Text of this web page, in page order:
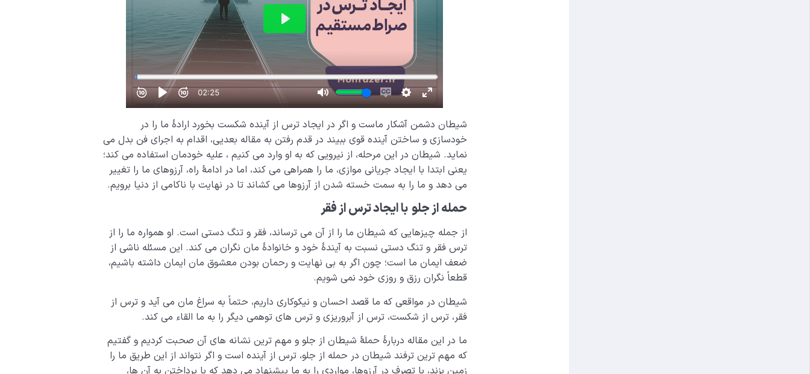
شیطان دشمن آشکار ماست و اگر در ایجاد ترس از آینده شکست بخورد ارادۀ ما را در
خودسازی و ساختن آینده قوی ببیند در قدم رفتن به مقاله بعدیی، اقدام به اجرای فن بدل می
نماید. شیطان در این مرحله، از نیرویی که به او وارد می کنیم ، علیه خودمان استفاده می کند؛
یعنی ابتدا با ایجاد جریانی موازی، ما را همراهی می کند، اما در ادامۀ راه، آرزوهای ما را تغییر
می دهد و ما را به سمت خسته شدن از آرزوها می کشاند تا در نهایت با ناکامی از دنیا برویم.
حمله‌ از جلو با ایجاد ترس از فقر
از جمله چیزهایی که شیطان ما را از آن می ترساند، فقر و تنگ دستی است. او همواره ما را از
ترس فقر و تنگ دستی نسبت به آیندۀ خود و خانوادۀ مان نگران می کند. این مسئله ناشی از
ضعف ایمان ما است؛ چون اگر به بی نهایت و رحمان بودن معشوق مان ایمان داشته باشیم،
قطعاً نگران رزق و روزی خود نمی شویم.
شیطان در مواقعی که ما قصد احسان و نیکوکاری داریم، حتماً به سراغ مان می آید و ترس از
فقر، ترس از شکست، ترس از آبروریزی و ترس های توهمی دیگر را به ما القاء می کند.
ما در این مقاله دربارۀ حملۀ شیطان از جلو و مهم ترین نشانه های آن صحبت کردیم و گفتیم
که مهم ترین ترفند شیطان در حمله از جلو، ترس از آینده است و اگر نتواند از این طریق ما را
زمین بزند، با تصرف در آرزوها، مواردی را به ما پیشنهاد می دهد که با پرداختن به آن ها،